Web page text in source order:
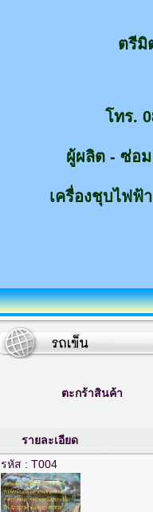
ตรีมิ
โทร.
ผู้ผลิต - ซ่อ
เครื่องชุบไฟฟ้
ตะกร้าสินค้า
รายละเอียด
รหัส : T004